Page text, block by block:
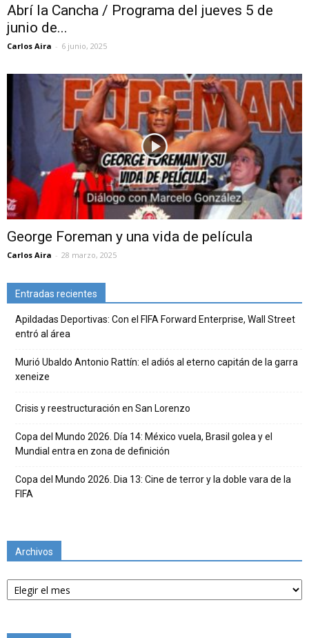
Abrí la Cancha / Programa del jueves 5 de
junio de...
Carlos Aira - 6 junio, 2025
George Foreman y una vida de película
Carlos Aira - 28 marzo, 2025
Entradas recientes
Apildadas Deportivas: Con el FIFA Forward Enterprise, Wall Street
entró al área
Murió Ubaldo Antonio Rattín: el adiós al eterno capitán de la garra
xeneize
Crisis y reestructuración en San Lorenzo
Copa del Mundo 2026. Día 14: México vuela, Brasil golea y el
Mundial entra en zona de definición
Copa del Mundo 2026. Dia 13: Cine de terror y la doble vara de la
FIFA
Archivos
Archivos